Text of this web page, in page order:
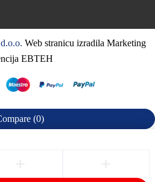
Web stranicu izradila Marketing
EBTEH
(0)